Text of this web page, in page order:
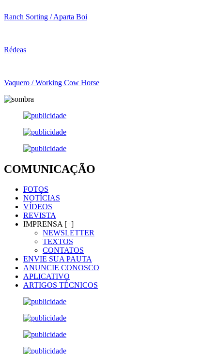
Ranch Sorting / Aparta Boi
Rédeas
Vaquero / Working Cow Horse
COMUNICAÇÃO
FOTOS
NOTÍCIAS
VÍDEOS
REVISTA
IMPRENSA [+]
NEWSLETTER
TEXTOS
CONTATOS
ENVIE SUA PAUTA
ANUNCIE CONOSCO
APLICATIVO
ARTIGOS TÉCNICOS